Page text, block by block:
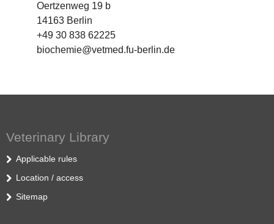
Oertzenweg 19 b
14163 Berlin
+49 30 838 62225
biochemie@vetmed.fu-berlin.de
Veterinary Library
Applicable rules
Location / access
Sitemap